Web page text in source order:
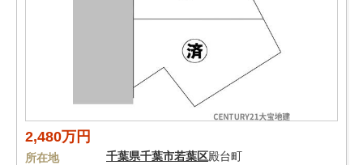
2,480万円
所在地 千葉県千葉市若葉区殿台町